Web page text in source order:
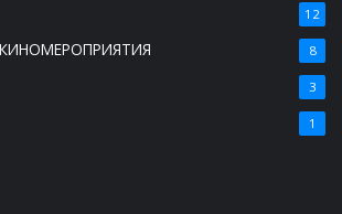
12
8
3
1